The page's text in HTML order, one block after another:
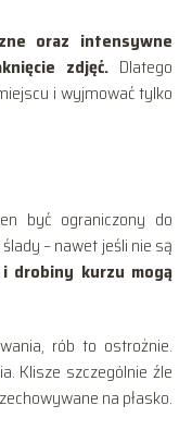
oraz intensywne
zdjęć. Dlatego
i wyjmować tylko
być ograniczony do
– nawet jeśli nie są
i drobiny kurzu mogą
rób to ostrożnie.
Klisze szczególnie źle
na płasko.